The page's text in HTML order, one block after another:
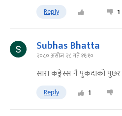
Reply 1
Subhas Bhatta
२०८० असोज २८ गते ११:१०
सारा कङ्रेस्स नै पुकदाको
Reply 1